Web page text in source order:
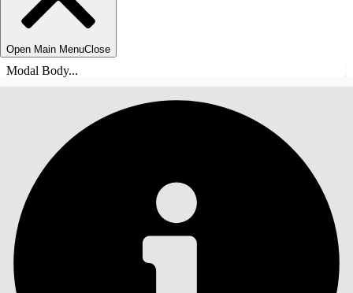
Open Main MenuClose
Modal Body...
목차